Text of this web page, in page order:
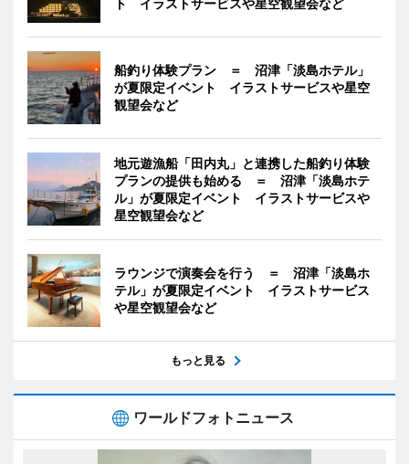
船釣り体験プラン ＝ 沼津「淡島ホテル」
が夏限定イベント イラストサービスや星空
観望会など
地元遊漁船「田内丸」と連携した船釣り体験
プランの提供も始める ＝ 沼津「淡島ホテ
ル」が夏限定イベント イラストサービスや
星空観望会など
ラウンジで演奏会を行う ＝ 沼津「淡島ホ
テル」が夏限定イベント イラストサービス
や星空観望会など
もっと見る
ワールドフォトニュース